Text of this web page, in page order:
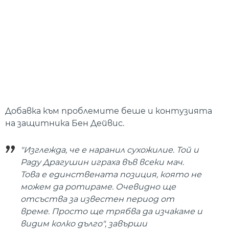
Добавка към проблемите беше и контузията
на защитника Бен Дейвис.
"Изглежда, че е наранил сухожилие. Той и
Раду Драгушин играха във всеки мач.
Това е единствената позиция, която не
можем да ротираме. Очевидно ще
отсъства за известен период от
време. Просто ще трябва да изчакаме и
видим колко дълго", завърши